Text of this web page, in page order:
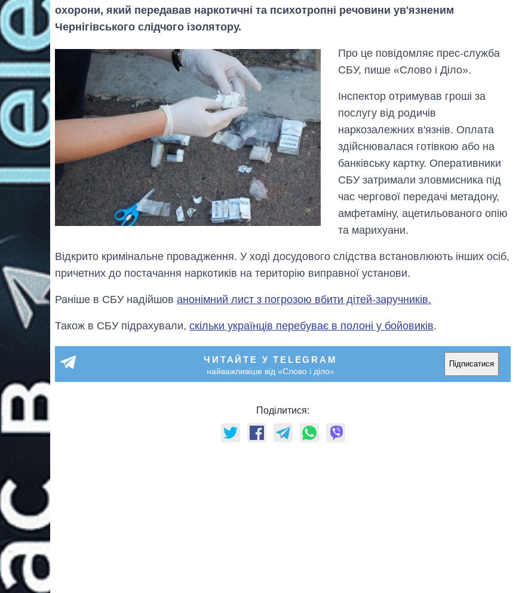
охорони, який передавав наркотичні та психотропні речовини ув'язненим
Чернігівського слідчого ізолятору.
Про це повідомляє прес-служба
СБУ, пише «Слово і Діло».
Інспектор отримував гроші за
послугу від родичів
наркозалежних в'язнів. Оплата
здійснювалася готівкою або на
банківську картку. Оперативники
СБУ затримали зловмисника під
час чергової передачі метадону,
амфетаміну, ацетильованого опію
та марихуани.
Відкрито кримінальне провадження. У ході досудового слідства встановлюють інших осіб,
причетних до постачання наркотиків на територію виправної установи.
Раніше в СБУ надійшов анонімний лист з погрозою вбити дітей-заручників.
Також в СБУ підрахували, скільки українців перебуває в полоні у бойовиків.
ЧИТАЙТЕ У TELEGRAM
найважливіше від «Слово і діло»
Підписатися
Поділитися:
Як зросли тарифи
на холодну воду у
містах України на
початок серпня